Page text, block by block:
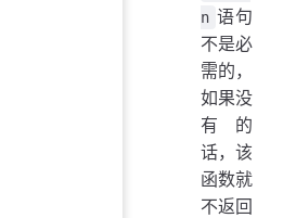
n 语句
不是必
需的，
如果没
有的
话，该
函数就
不返回